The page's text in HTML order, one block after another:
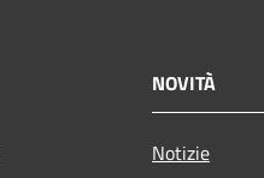
NOVITÀ
Notizie